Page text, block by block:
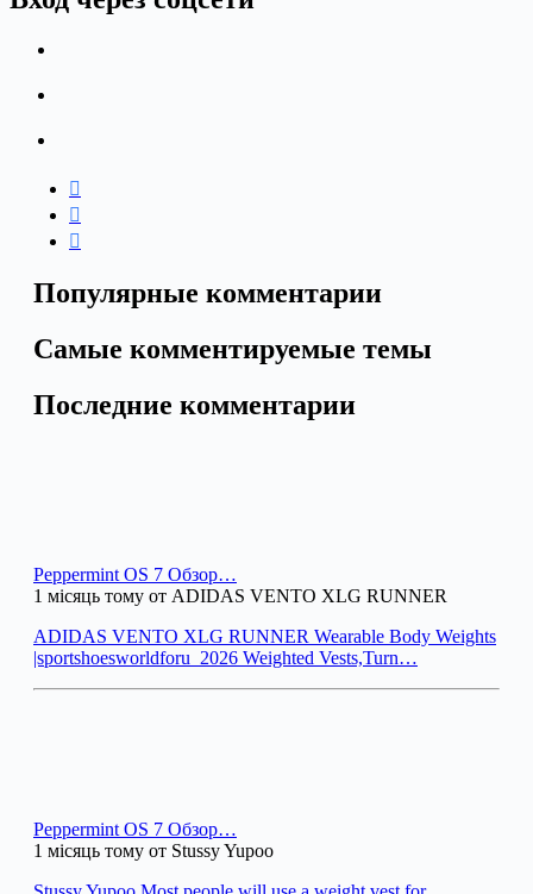
Популярные комментарии
Самые комментируемые темы
Последние комментарии
Peppermint OS 7 Обзор…
1 місяць тому от ADIDAS VENTO XLG RUNNER
ADIDAS VENTO XLG RUNNER Wearable Body Weights
|sportshoesworldforu_2026 Weighted Vests,Turn…
Peppermint OS 7 Обзор…
1 місяць тому от Stussy Yupoo